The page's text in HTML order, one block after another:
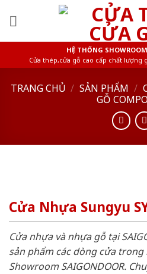
HỆ THỐNG
Cửa thép,cửa gỗ cao cấp chất lượng
TRANG CHỦ / SẢN PHẨM /
GỖ
Cửa Nhựa Sungyu
Cửa nhựa và nhựa gỗ tại
sản phẩm các dòng cửa
Showroom SAIGONDOOR.